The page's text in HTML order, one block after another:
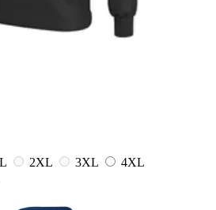
2XL 3XL
4XL